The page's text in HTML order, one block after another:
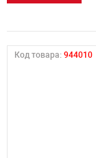
Код товара: 944010